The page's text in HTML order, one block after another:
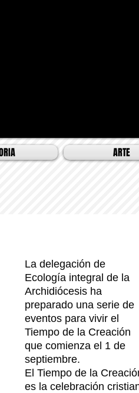
ARTE
La delegación de
Ecología integral de la
Archidiócesis ha
preparado una serie de
eventos para vivir el
Tiempo de la Creación
que comienza el 1 de
septiembre.
El Tiempo de la
es la celebración